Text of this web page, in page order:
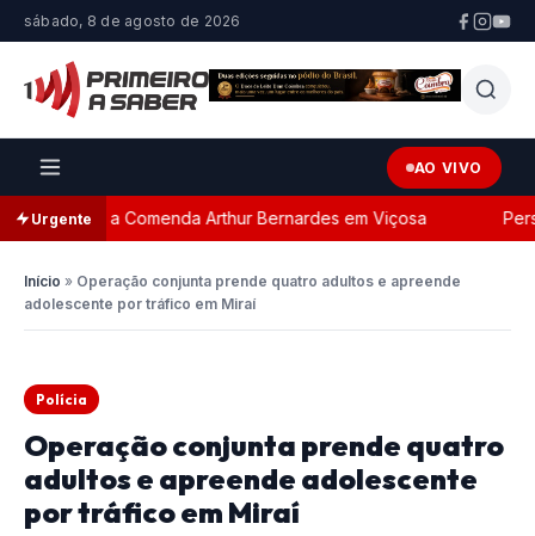
sábado, 8 de agosto de 2026
AO VIVO
Urgente
com a Comenda Arthur Bernardes em Viçosa
Início » Operação conjunta prende quatro adultos e apreende
adolescente por tráfico em Miraí
Polícia
Operação conjunta prende quatro
adultos e apreende adolescente
por tráfico em Miraí